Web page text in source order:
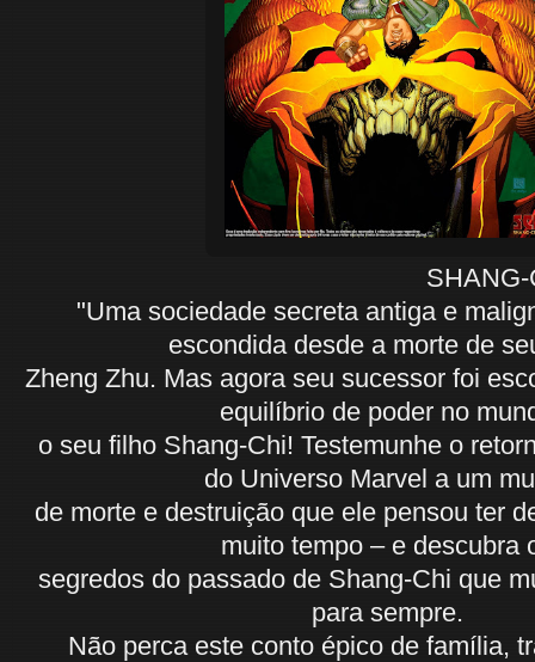
SHANG-CHI #04
"Uma sociedade secreta antiga e
escondida desde a morte de
Zheng Zhu. Mas agora seu sucessor foi
equilíbrio de poder no
o seu filho Shang-Chi! Testemunhe o
do Universo Marvel a um
de morte e destruição que ele pensou ter
muito tempo – e descubra
segredos do passado de Shang-Chi que
para sempre.
Não perca este conto épico de família,